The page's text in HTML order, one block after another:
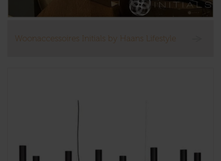
Woonaccessoires Initials by Haans Lifestyle